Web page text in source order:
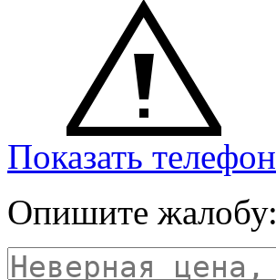
Показать телефон
Опишите жалобу: